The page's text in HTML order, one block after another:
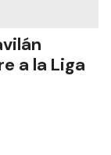
a la Liga